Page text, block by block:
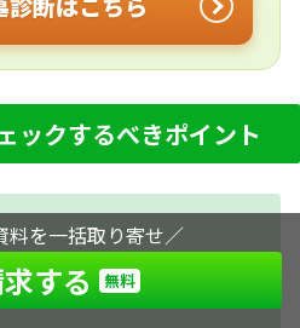
ックするべきポイント
料を一括取り寄せ／
する 無料